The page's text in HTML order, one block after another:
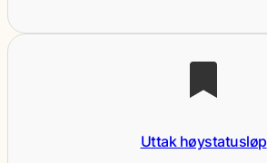
Uttak høystatusløp